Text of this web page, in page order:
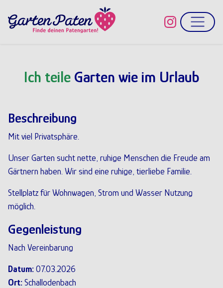
Ich teile Garten wie im Urlaub
Beschreibung
Mit viel Privatsphäre.
Unser Garten sucht nette, ruhige Menschen die Freude am
Gärtnern haben. Wir sind eine ruhige, tierliebe Familie.
Stellplatz für Wohnwagen, Strom und Wasser Nutzung
möglich.
Gegenleistung
Nach Vereinbarung
Datum: 07.03.2026
Ort: Schallodenbach